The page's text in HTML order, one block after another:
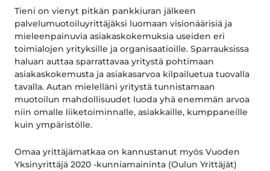
Tieni on vienyt pitkän pankkiuran jälkeen
palvelumuotoiluyrittäjäksi luomaan visionäärisiä ja
mieleenpainuvia asiakaskokemuksia useiden eri
toimialojen yrityksille ja organisaatioille. Sparrauksissa
haluan auttaa sparrattavaa yritystä pohtimaan
asiakaskokemusta ja asiakasarvoa kilpailuetua tuovalla
tavalla. Autan mielelläni yritystä tunnistamaan
muotoilun mahdollisuudet luoda yhä enemmän arvoa
niin omalle liiketoiminnalle, asiakkaille, kumppaneille
kuin ympäristölle.
Omaa yrittäjämatkaa on kannustanut myös Vuoden
Yksinyrittäjä 2020 -kunniamaininta (Oulun Yrittäjät)